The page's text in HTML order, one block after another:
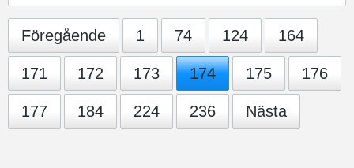
Föregående 1 74 124 164
171 172 173 174 175 176
177 184 224 236 Nästa